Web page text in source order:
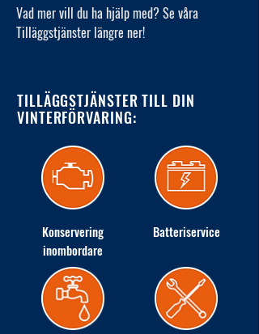
Vad mer vill du ha hjälp med? Se våra
Tilläggstjänster längre ner!
TILLÄGGSTJÄNSTER TILL DIN
VINTERFÖRVARING:
Konservering
inombordare
Batteriservice